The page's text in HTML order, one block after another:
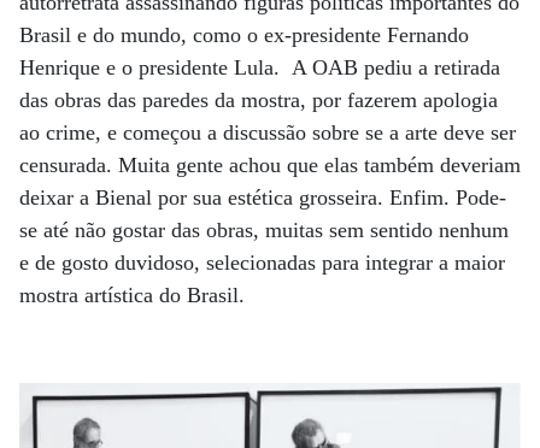
Brasil e do mundo, como o ex-presidente Fernando
Henrique e o presidente Lula. A OAB pediu a retirada
das obras das paredes da mostra, por fazerem apologia
ao crime, e começou a discussão sobre se a arte deve ser
censurada. Muita gente achou que elas também deveriam
deixar a Bienal por sua estética grosseira. Enfim. Pode-
se até não gostar das obras, muitas sem sentido nenhum
e de gosto duvidoso, selecionadas para integrar a maior
mostra artística do Brasil.